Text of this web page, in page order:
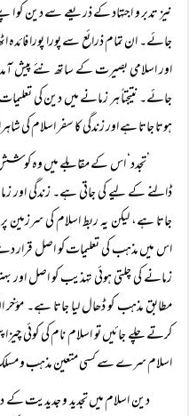
نیز تدبر و اجتہاد کے ذریعے سے دین کو
جائے۔ ان تمام ذرائع سے پورا پورا
اور اسلامی بصیرت کے ساتھ نئے پیش
جائے۔ نتیجتاً ہر زمانے میں دین کی
ہوتا جاتا ہے اور زندگی کا سفر اسلام کی
’تجدد‘ اس کے مقابلے میں وہ
ڈالنے کے لیے کی جاتی ہے۔ زندگی اور
جاتا ہے، لیکن یہ ربط اسلام کی سرزمین
اس میں مذہب کی تعلیمات کو اصل قرار
زمانے کی چلتی ہوئی تہذیب کو اصل
مطابق مذہب کو ڈھال لیا جاتا ہے۔ مؤخر
کرتے چلے جائیں تو اسلام نام کی کوئی چیز
اسلام سرے سے کسی متعین مذہب و مسلک
دین اسلام میں تجدید و جدیدیت کے